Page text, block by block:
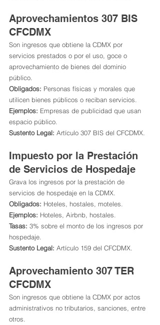
Aprovechamientos 307 BIS
CFCDMX
Son ingresos que obtiene la CDMX por
servicios prestados o por el uso, goce o
aprovechamiento de bienes del dominio
público.
Obligados: Personas físicas y morales que
utilicen bienes públicos o reciban servicios.
Ejemplos: Empresas de publicidad que usan
espacio público.
Sustento Legal: Artículo 307 BIS del CFCDMX.
Impuesto por la Prestación
de Servicios de Hospedaje
Grava los ingresos por la prestación de
servicios de hospedaje en la CDMX.
Obligados: Hoteles, hostales, moteles.
Ejemplos: Hoteles, Airbnb, hostales.
Tasas: 3% sobre el monto de los ingresos por
hospedaje.
Sustento Legal: Artículo 159 del CFCDMX.
Aprovechamiento 307 TER
CFCDMX
Son ingresos que obtiene la CDMX por actos
administrativos no tributarios, sanciones, entre
otros.